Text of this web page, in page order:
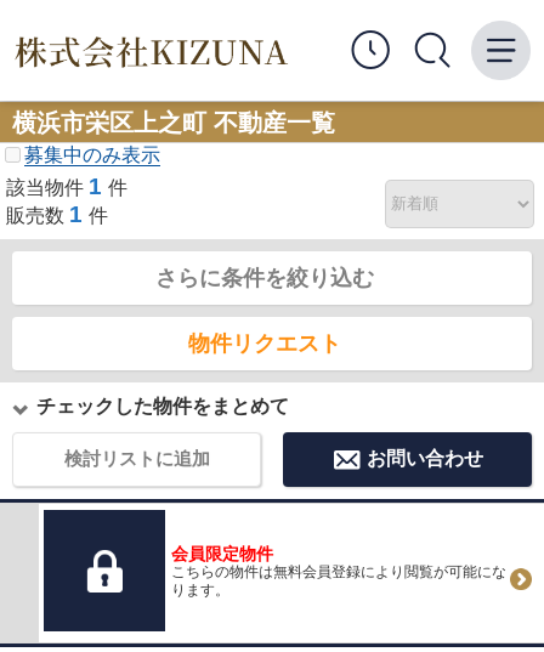
横浜市栄区上之町 不動産一覧
募集中のみ表示
該当物件 1 件
販売数 1 件
さらに条件を絞り込む
物件リクエスト
チェックした物件をまとめて
検討リストに追加 お問い合わせ
会員限定物件
こちらの物件は無料会員登録により閲覧が可能にな
ります。